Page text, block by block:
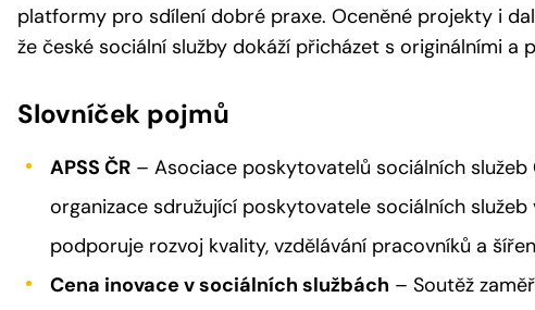
platformy pro sdílení dobré praxe. Oceněné projekty i
že české sociální služby dokáží přicházet s originálními a
Slovníček pojmů
APSS ČR – Asociace poskytovatelů sociálních služeb
organizace sdružující poskytovatele sociálních služeb
podporuje rozvoj kvality, vzdělávání pracovníků a
Cena inovace v sociálních službách – Soutěž